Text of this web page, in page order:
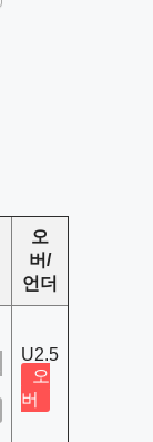
오
버/
언더
U2.5
오
버